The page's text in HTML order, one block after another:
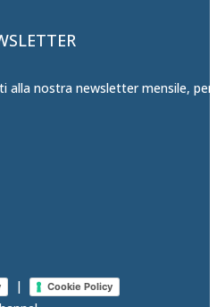
alla nostra newsletter mensile,
| Cookie Policy